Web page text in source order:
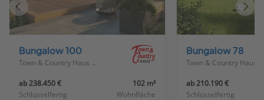
Bungalow 100
Town & Country Haus Deutschland
ab 238.450 €
Schlüsselfertig
102 m²
Wohnfläche
Bungalow 78
ab 210.190 €
Schlüsselfertig
Vorheriges
Haus